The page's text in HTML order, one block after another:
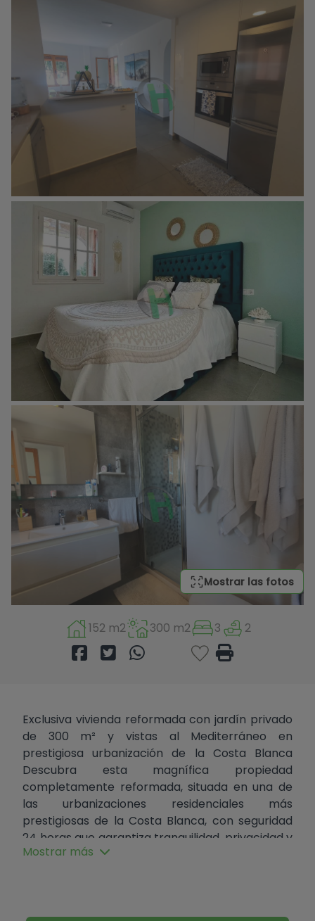
Mostrar las fotos
152 m2 300 m2 3 2
Exclusiva vivienda reformada con jardín privado
de 300 m² y vistas al Mediterráneo en
prestigiosa urbanización de la Costa Blanca
Descubra esta magnífica propiedad
completamente reformada, situada en una de
las urbanizaciones residenciales más
prestigiosas de la Costa Blanca, con seguridad
24 horas que garantiza tranquilidad, privacidad y
un entorno de alto nivel.
baños completos, diseñados con un estilo
Mostrar más